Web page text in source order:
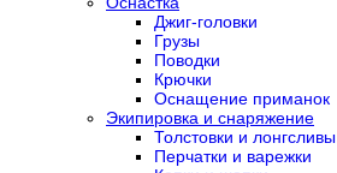
Джиг-головки
Грузы
Поводки
Крючки
Оснащение приманок
Экипировка и снаряжение
Толстовки и лонгсливы
Перчатки и варежки